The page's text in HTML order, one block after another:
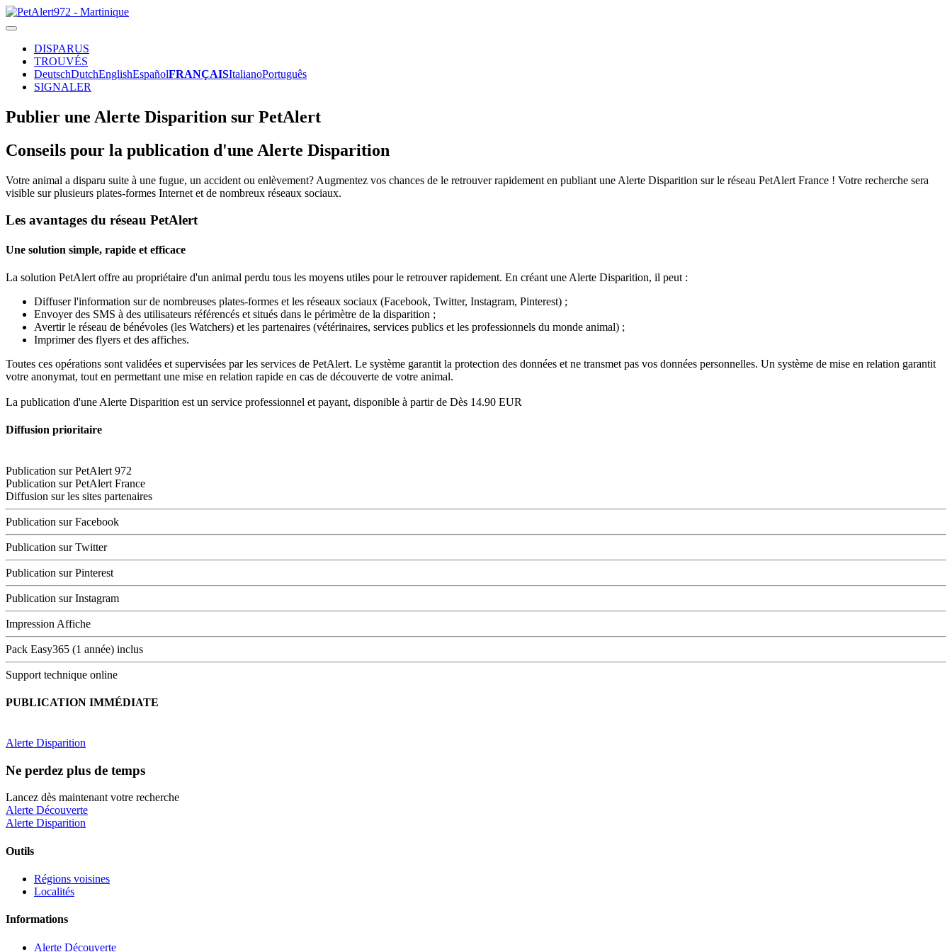
DISPARUS
TROUVÉS
DeutschDutchEnglishEspañolFRANÇAISItalianoPortuguês
SIGNALER
Publier une Alerte Disparition sur PetAlert
Conseils pour la publication d'une Alerte Disparition
Votre animal a disparu suite à une fugue, un accident ou enlèvement? Augmentez vos chances de le retrouver rapidement en publiant une Alerte Disparition sur le réseau PetAlert France ! Votre recherche sera
visible sur plusieurs plates-formes Internet et de nombreux réseaux sociaux.
Les avantages du réseau PetAlert
Une solution simple, rapide et efficace
La solution PetAlert offre au propriétaire d'un animal perdu tous les moyens utiles pour le retrouver rapidement. En créant une Alerte Disparition, il peut :
Diffuser l'information sur de nombreuses plates-formes et les réseaux sociaux (Facebook, Twitter, Instagram, Pinterest) ;
Envoyer des SMS à des utilisateurs référencés et situés dans le périmètre de la disparition ;
Avertir le réseau de bénévoles (les Watchers) et les partenaires (vétérinaires, services publics et les professionnels du monde animal) ;
Imprimer des flyers et des affiches.
Toutes ces opérations sont validées et supervisées par les services de PetAlert. Le système garantit la protection des données et ne transmet pas vos données personnelles. Un système de mise en relation garantit
votre anonymat, tout en permettant une mise en relation rapide en cas de découverte de votre animal.
La publication d'une Alerte Disparition est un service professionnel et payant, disponible à partir de Dès 14.90 EUR
Diffusion prioritaire
Publication sur PetAlert 972
Publication sur PetAlert France
Diffusion sur les sites partenaires
Publication sur Facebook
Publication sur Twitter
Publication sur Pinterest
Publication sur Instagram
Impression Affiche
Pack Easy365 (1 année) inclus
Support technique online
PUBLICATION IMMÉDIATE
Alerte Disparition
Ne perdez plus de temps
Lancez dès maintenant votre recherche
Alerte Découverte
Alerte Disparition
Outils
Régions voisines
Localités
Informations
Alerte Découverte